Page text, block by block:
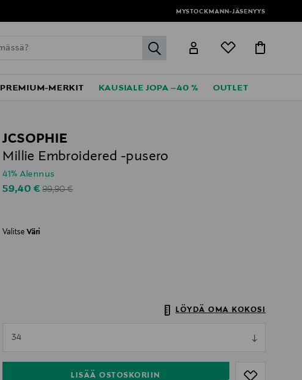
MYSTOCKMANN-JÄSENYYS
label.header.go
PREMIUM-MERKIT KAUSIALE JOPA –40 % OUTLET
JCSOPHIE
Millie Embroidered -pusero
41% Alennus
Discounted Price
59,40 € Original Price
99,90 €
ValitseVäri
LÖYDÄ OMA KOKOSI
34
LISÄÄ OSTOSKORIIN